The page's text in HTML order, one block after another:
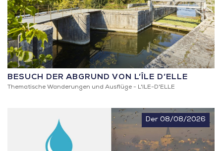
BESUCH DER ABGRUND VON L’ÎLE D’ELLE
Thematische Wanderungen und Ausflüge - L'ILE-D'ELLE
Der 08/08/2026